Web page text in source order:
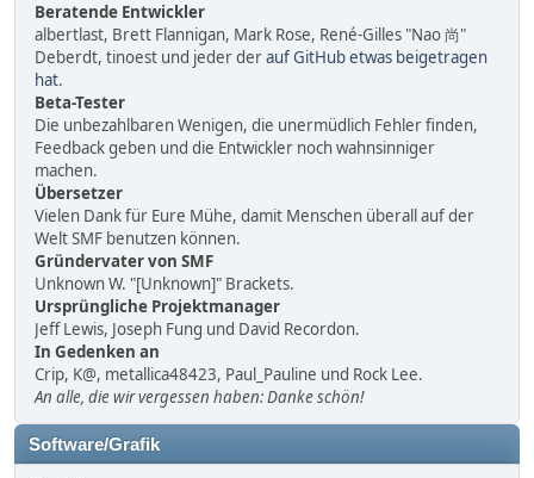
Beratende Entwickler
albertlast, Brett Flannigan, Mark Rose, René-Gilles "Nao 尚"
Deberdt, tinoest und jeder derauf GitHub etwas beigetragen
hat.
Beta-Tester
Die unbezahlbaren Wenigen, die unermüdlich Fehler finden,
Feedback geben und die Entwickler noch wahnsinniger
machen.
Übersetzer
Vielen Dank für Eure Mühe, damit Menschen überall auf der
Welt SMF benutzen können.
Gründervater von SMF
Unknown W. "[Unknown]" Brackets.
Ursprüngliche Projektmanager
Jeff Lewis, Joseph Fung und David Recordon.
In Gedenken an
Crip, K@, metallica48423, Paul_Pauline und Rock Lee.
An alle, die wir vergessen haben: Danke schön!
Software/Grafik